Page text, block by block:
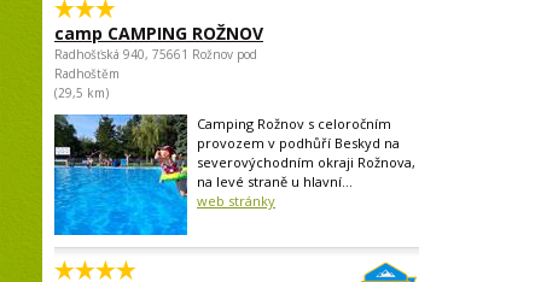
camp CAMPING ROŽNOV
Radhošťská 940, 75661 Rožnov pod
Radhoštěm
(29,5 km)
Camping Rožnov s celoročním
provozem v podhůří Beskyd na
severovýchodním okraji Rožnova,
na levé straně u hlavní...
web stránky